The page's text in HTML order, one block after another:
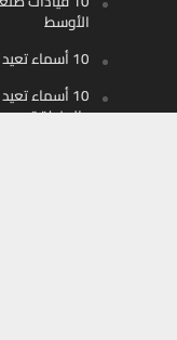
الأوسط
10 أسماء تعيد تشكيل اللوجستيات الذكية في الخليج
10 أسماء
والمنطقة